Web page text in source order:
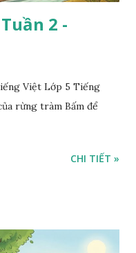
2 -
Việt Lớp 5 Tiếng
rừng tràm Bấm để
CHI TIẾT »